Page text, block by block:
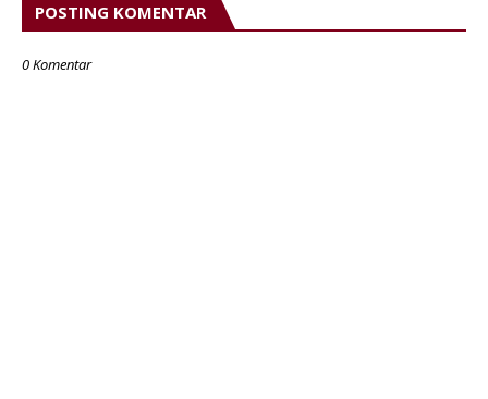
POSTING KOMENTAR
0 Komentar